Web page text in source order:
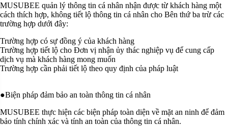
MUSUBEE quản lý thông tin cá nhân nhận được từ khách hàng một
cách thích hợp, không tiết lộ thông tin cá nhân cho Bên thứ ba trừ các
trường hợp dưới đây:
Trường hợp có sự đồng ý của khách hàng
Trường hợp tiết lộ cho Đơn vị nhận ủy thác nghiệp vụ để cung cấp
dịch vụ mà khách hàng mong muốn
Trường hợp cần phải tiết lộ theo quy định của pháp luật
●Biện pháp đảm bảo an toàn thông tin cá nhân
MUSUBEE thực hiện các biện pháp toàn diện về mặt an ninh để đảm
bảo tính chính xác và tính an toàn của thông tin cá nhân.